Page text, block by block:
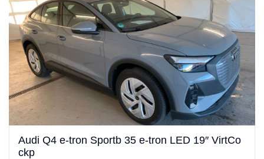
Audi Q4 e-tron Sportb 35 e-tron LED 19″ VirtCo
ckp